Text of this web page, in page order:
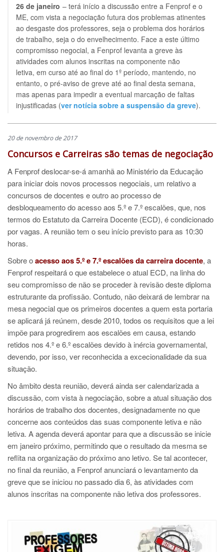
26 de janeiro – terá início a discussão entre a Fenprof e o
ME, com vista a negociação futura dos problemas atinentes
ao desgaste dos professores, seja o problema dos horários
de trabalho, seja o do envelhecimento. Face a este último
compromisso negocial, a Fenprof levanta a greve às
atividades com alunos inscritas na componente não
letiva, em curso até ao final do 1º período, mantendo, no
entanto, o pré-aviso de greve até ao final desta semana,
mas apenas para impedir a eventual marcação de faltas
injustificadas (ver notícia sobre a suspensão da greve).
20 de novembro de 2017
Concursos e Carreiras são temas de negociação
A Fenprof deslocar-se-á amanhã ao Ministério da Educação
para iniciar dois novos processos negociais, um relativo a
concursos de docentes e outro ao processo de
desbloqueamento do acesso aos 5.º e 7.º escalões, que, nos
termos do Estatuto da Carreira Docente (ECD), é condicionado
por vagas. A reunião tem o seu início previsto para as 10:30
horas.
Sobre oacesso aos 5.º e 7.º escalões da carreira docente, a
Fenprof respeitará o que estabelece o atual ECD, na linha do
seu compromisso de não se proceder à revisão deste diploma
estruturante da profissão. Contudo, não deixará de lembrar na
mesa negocial que os primeiros docentes a quem esta portaria
se aplicará já reúnem, desde 2010, todos os requisitos que a lei
impõe para progredirem aos escalões em causa, estando
retidos nos 4.º e 6.º escalões devido à inércia governamental,
devendo, por isso, ver reconhecida a excecionalidade da sua
situação.
No âmbito desta reunião, deverá ainda ser calendarizada a
discussão, com vista à negociação, sobre a atual situação dos
horários de trabalho dos docentes, designadamente no que
concerne aos conteúdos das suas componente letiva e não
letiva. A agenda deverá apontar para que a discussão se inicie
em janeiro próximo, permitindo que o resultado da mesma se
reflita na organização do próximo ano letivo. Se tal acontecer,
no final da reunião, a Fenprof anunciará o levantamento da
greve que se iniciou no passado dia 6, às atividades com
alunos inscritas na componente não letiva dos professores.